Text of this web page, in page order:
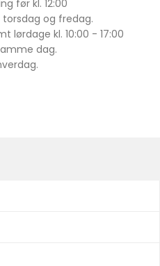
før kl. 12:00
torsdag og fredag.
lørdage kl. 10:00 - 17:00
dag.